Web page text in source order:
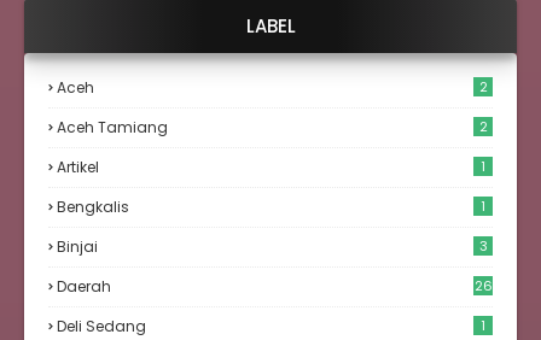
LABEL
Aceh 2
Aceh Tamiang 2
Artikel 1
Bengkalis 1
Binjai 3
Daerah 26
Deli Sedang 1